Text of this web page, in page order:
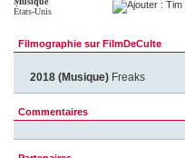
États-Unis
Filmographie sur FilmDeCulte
2018 (Musique) Freaks
Commentaires